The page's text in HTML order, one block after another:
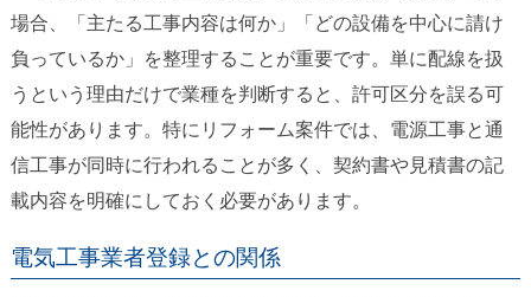
場合、「主たる工事内容は何か」「どの設備を中心に請け
負っているか」を整理することが重要です。単に配線を扱
うという理由だけで業種を判断すると、許可区分を誤る可
能性があります。特にリフォーム案件では、電源工事と通
信工事が同時に行われることが多く、契約書や見積書の記
載内容を明確にしておく必要があります。
電気工事業者登録との関係